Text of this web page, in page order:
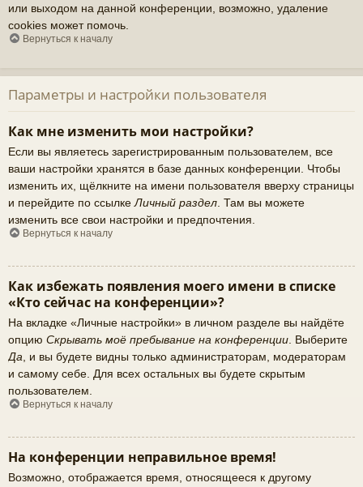
или выходом на данной конференции, возможно, удаление
cookies может помочь.
Вернуться к началу
Параметры и настройки пользователя
Как мне изменить мои настройки?
Если вы являетесь зарегистрированным пользователем, все
ваши настройки хранятся в базе данных конференции. Чтобы
изменить их, щёлкните на имени пользователя вверху страницы
и перейдите по ссылкеЛичный раздел. Там вы можете
изменить все свои настройки и предпочтения.
Вернуться к началу
Как избежать появления моего имени в списке
«Кто сейчас на конференции»?
На вкладке «Личные настройки» в личном разделе вы найдёте
опцию Скрывать моё пребывание на конференции. Выберите
Да, и вы будете видны только администраторам, модераторам
и самому себе. Для всех остальных вы будете скрытым
пользователем.
Вернуться к началу
На конференции неправильное время!
Возможно, отображается время, относящееся к другому